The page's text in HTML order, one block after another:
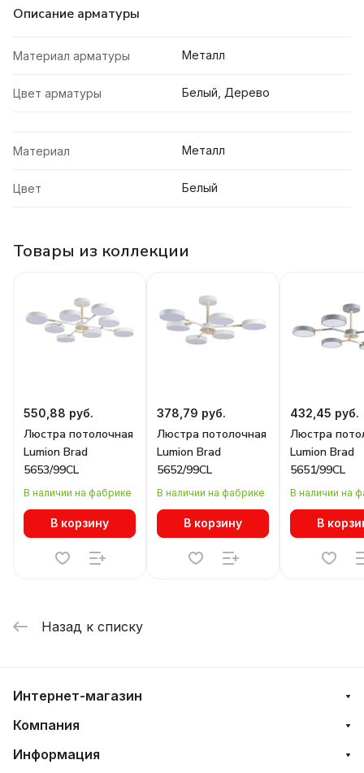
Описание арматуры
Материал арматуры Металл
Цвет арматуры Белый, Дерево
Материал Металл
Цвет Белый
Товары из коллекции
550,88 руб.
Люстра потолочная
Lumion Brad
5653/99CL
В наличии на фабрике
В корзину
378,79 руб.
Люстра потолочная
Lumion Brad
5652/99CL
В наличии на фабрике
В корзину
432,45 руб.
Люстра
Lumion Brad
5651/99CL
В наличии на
В
Назад к списку
Интернет-магазин
Компания
Информация